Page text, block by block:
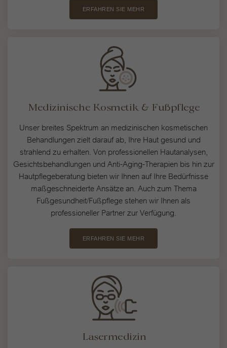
ERFAHREN SIE MEHR
Medizinische Kosmetik & Fußpflege
Unser breites Spektrum an medizinischen kosmetischen
Behandlungen zielt darauf ab, Ihre Haut gesund und
strahlend zu erhalten. Von professionellen Hautanalysen,
Gesichtsbehandlungen und Anti-Aging-Therapien bis hin zur
Hautpflegeberatung bieten wir Ihnen auf Ihre Bedürfnisse
maßgeschneiderte Ansätze an. Auch zum Thema
Fußgesundheit/Fußpflege stehen wir Ihnen als
professioneller Partner zur Verfügung.
ERFAHREN SIE MEHR
Lasermedizin